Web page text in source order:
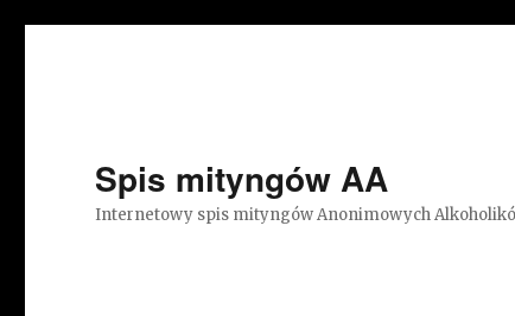
Spis mityngów AA
Internetowy spis mityngów Anonimowych